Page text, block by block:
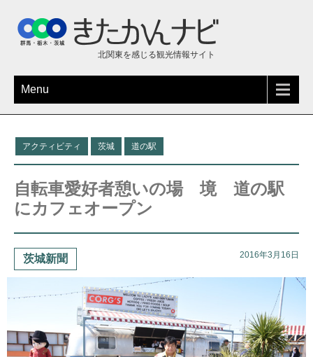
北関東を感じる観光情報サイト
Menu
アクティビティ 茨城 道の駅
自転車愛好者憩いの場 境 道の駅
にカフェオープン
茨城新聞 2016年3月16日